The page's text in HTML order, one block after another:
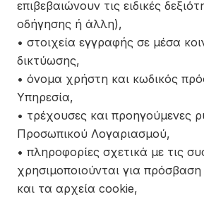
επιβεβαιώνουν τις ειδικές
οδήγησης ή άλλη),
• στοιχεία εγγραφής σε μέσα
δικτύωσης,
• όνομα χρήστη και κωδικός
Υπηρεσία,
• τρέχουσες και προηγούμενες
Προσωπικού Λογαριασμού,
• πληροφορίες σχετικά με τις
χρησιμοποιούνται για
και τα αρχεία cookie,